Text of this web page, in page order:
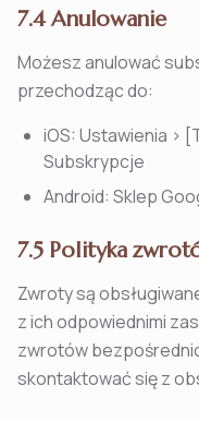
7.4 Anulowanie
Możesz anulować
przechodząc do:
iOS: Ustawienia >
Subskrypcje
Android: Sklep
7.5 Polityka
Zwroty są
z ich odpowiednimi
zwrotów
skontaktować się z